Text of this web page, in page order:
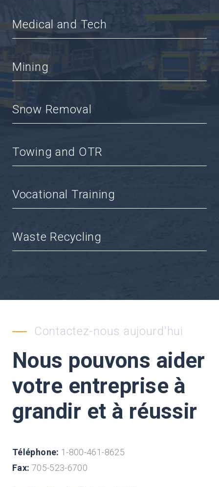
Medical and Tech
Mining
Snow Removal
Towing and OTR
Vocational Training
Waste Recycling
Contactez-nous aujourd'hui
Nous pouvons aider
votre entreprise à
grandir et à réussir
Téléphone: 1-800-461-8625
Fax: 705-523-6700